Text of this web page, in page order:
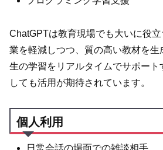
ChatGPTは教育現場でも大いに役
業を軽減しつつ、質の高い教材を生
生の学習をリアルタイムでサポート
しても活用が期待されています。
個人利用
日常会話の場面での雑談相手